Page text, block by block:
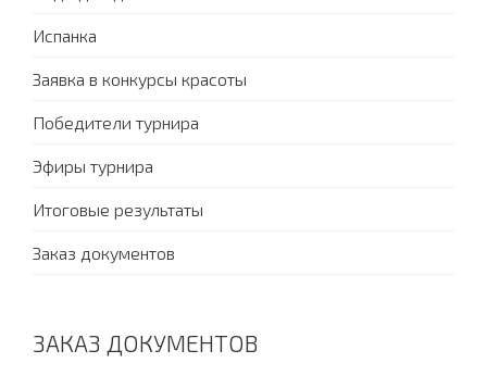
Испанка
Заявка в конкурсы красоты
Победители турнира
Эфиры турнира
Итоговые результаты
Заказ документов
ЗАКАЗ ДОКУМЕНТОВ